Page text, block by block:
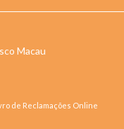
Macau
de Reclamações Online